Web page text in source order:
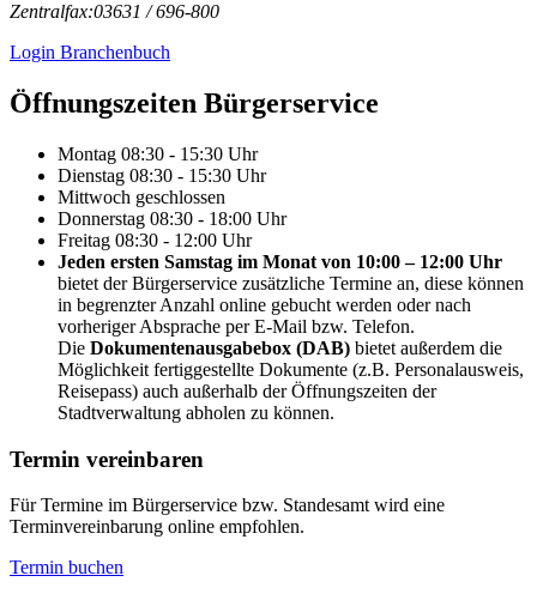
Zentralfax:03631 / 696-800
Login Branchenbuch
Öffnungs­zeiten Bürgerservice
Montag 08:30 - 15:30 Uhr
Dienstag 08:30 - 15:30 Uhr
Mittwoch geschlossen
Donnerstag 08:30 - 18:00 Uhr
Freitag 08:30 - 12:00 Uhr
Jeden ersten Samstag im Monat von 10:00 – 12:00 Uhr
bietet der Bürgerservice zusätzliche Termine an, diese können
in begrenzter Anzahl online gebucht werden oder nach
vorheriger Absprache per E-Mail bzw. Telefon.
Die Dokumentenausgabebox (DAB) bietet außerdem die
Möglichkeit fertiggestellte Dokumente (z.B. Personalausweis,
Reisepass) auch außerhalb der Öffnungszeiten der
Stadtverwaltung abholen zu können.
Termin vereinbaren
Für Termine im Bürgerservice bzw. Standesamt wird eine
Terminvereinbarung online empfohlen.
Termin buchen